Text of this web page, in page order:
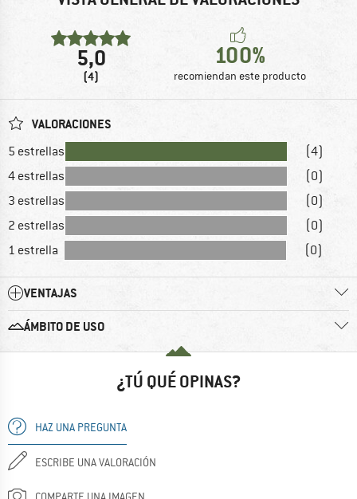
5,0
(4)
100%
recomiendan este producto
VALORACIONES
5 estrellas
(4)
4 estrellas
(0)
3 estrellas
(0)
2 estrellas
(0)
1 estrella
(0)
VENTAJAS
ÁMBITO DE USO
¿TÚ QUÉ OPINAS?
HAZ UNA PREGUNTA
ESCRIBE UNA VALORACIÓN